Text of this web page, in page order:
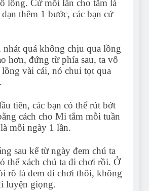
lông. Cứ mỗi lần cho tắm là
thêm 1 bước, các bạn cứ
nhát quá không chịu qua lồng
hơn, đứng từ phía sau, ta vỗ
vài cái, nó chui tọt qua
tiên, các bạn có thể rút bớt
cách cho Mi tắm mỗi tuần
mỗi ngày 1 lần.
sau kể từ ngày đem chú ta
thể xách chú ta đi chơi rồi. Ở
rõ là đem đi chơi thôi, không
luyện giọng.